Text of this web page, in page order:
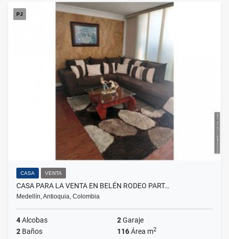
PJ
CASA VENTA
CASA PARA LA VENTA EN BELÉN RODEO PART…
Medellín, Antioquia, Colombia
4Alcobas 2Garaje
2 Baños 116Área m2